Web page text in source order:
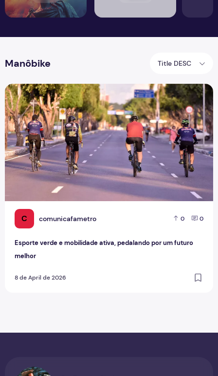
Manôbike Title DESC
C comunicafametro 0 0
Esporte verde e mobilidade ativa, pedalando por um futuro
melhor
8 de April de 2026
Esporte verde e mobilidade ativa, pedalando por um futuro